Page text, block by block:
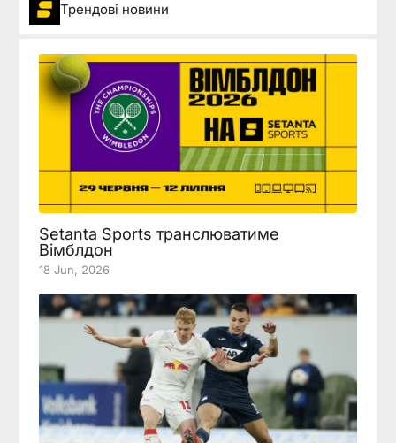
Трендові новини
Setanta Sports транслюватиме
Вімблдон
18 Jun, 2026